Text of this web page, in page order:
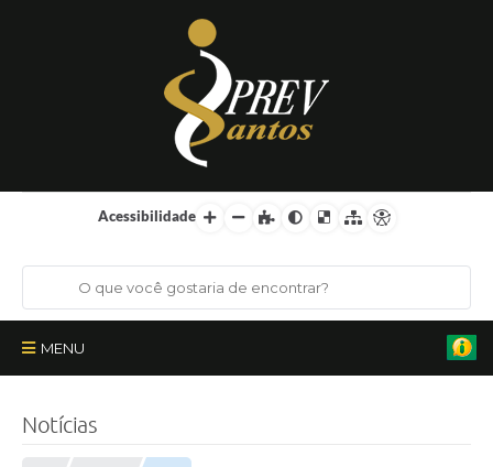
Acessibilidade
MENU
Notícias